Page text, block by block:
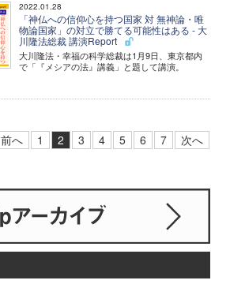
2022.01.28
「神仏への信仰心を持つ国家 対 無神論・唯
物論国家」の対立で勝てる可能性はある - 大
川隆法総裁 講演Report
大川隆法・幸福の科学総裁は1月9日、東京都内
で「『メシアの法』講義」と題して講演。
前へ 1 2 3 4 5 6 7 次へ